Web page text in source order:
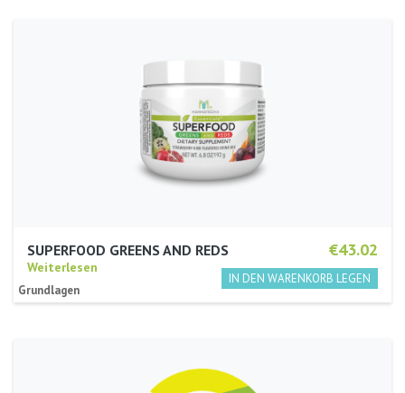
€43.02
SUPERFOOD GREENS AND REDS
Weiterlesen
Grundlagen